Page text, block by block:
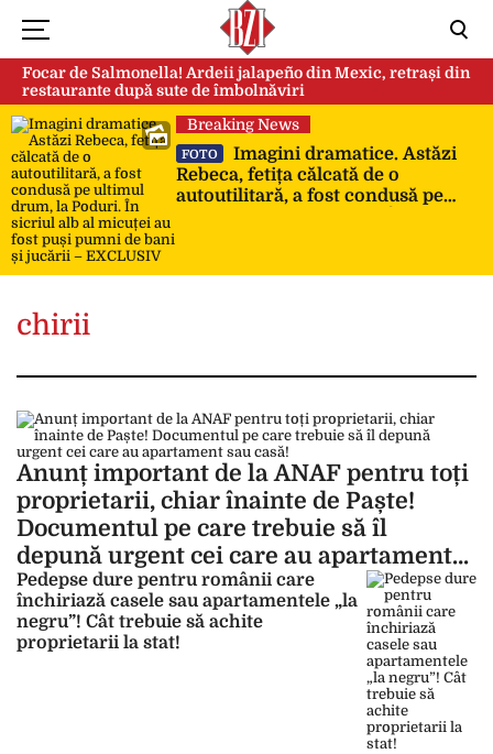
Focar de Salmonella! Ardeii jalapeño din Mexic, retrași din
restaurante după sute de îmbolnăviri
Breaking News
FOTO
Imagini dramatice. Astăzi
Rebeca, fetița călcată de o
autoutilitară, a fost condusă pe
chirii
Anunț important de la ANAF pentru toți
proprietarii, chiar înainte de Paște!
Documentul pe care trebuie să îl
depună urgent cei care au apartament
sau casă!
Pedepse dure pentru românii care
închiriază casele sau apartamentele „la
negru”! Cât trebuie să achite
proprietarii la stat!